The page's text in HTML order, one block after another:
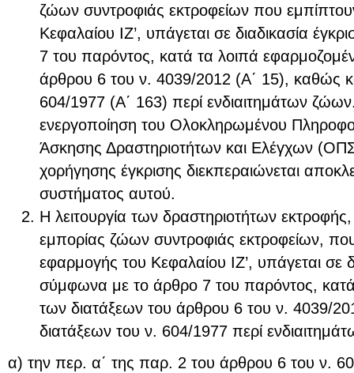
ζώων συντροφιάς εκτροφείων που
Κεφαλαίου ΙΖ’, υπάγεται σε διαδικασία
7 του παρόντος, κατά τα λοιπά
άρθρου 6 του ν. 4039/2012 (Α΄ 15), καθώς
604/1977 (Α΄ 163) περί ενδιαιτημάτων
ενεργοποίηση του Ολοκληρωμένου
Άσκησης Δραστηριοτήτων και Ελέγχων
χορήγησης έγκρισης διεκπεραιώνεται
συστήματος αυτού.
Η λειτουργία των δραστηριοτήτων
εμπορίας ζώων συντροφιάς εκτροφείων,
εφαρμογής του Κεφαλαίου ΙΖ’, υπάγεται σε
σύμφωνα με το άρθρο 7 του παρόντος,
των διατάξεων του άρθρου 6 του ν. 4039/
διατάξεων του ν. 604/1977 περί
α) την περ. α΄ της παρ. 2 του άρθρου 6 του ν.